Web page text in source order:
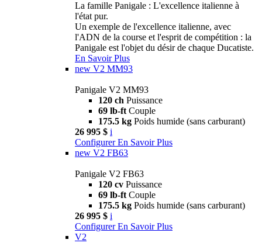
La famille Panigale : L'excellence italienne à
l'état pur.
Un exemple de l'excellence italienne, avec
l'ADN de la course et l'esprit de compétition : la
Panigale est l'objet du désir de chaque Ducatiste.
En Savoir Plus
new V2 MM93
Panigale V2 MM93
120 ch Puissance
69 lb-ft Couple
175.5 kg Poids humide (sans carburant)
26 995 $ i
Configurer En Savoir Plus
new V2 FB63
Panigale V2 FB63
120 cv Puissance
69 lb-ft Couple
175.5 kg Poids humide (sans carburant)
26 995 $ i
Configurer En Savoir Plus
V2